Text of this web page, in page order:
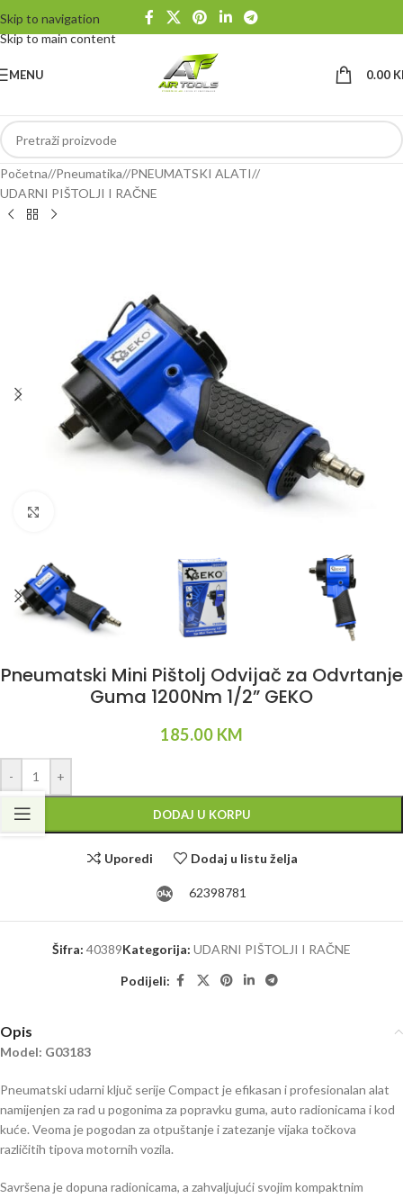
Skip to navigation
Skip to main content
MENU 0.00
Početna/ Pneumatika/ PNEUMATSKI ALATI/
UDARNI PIŠTOLJI I RAČNE
Pneumatski Mini Pištolj Odvijač za Odvrtanje
Guma 1200Nm 1/2” GEKO
185.00 KM
- +
DODAJ U KORPU
Uporedi Dodaj u listu želja
62398781
Šifra: 40389Kategorija: UDARNI PIŠTOLJI I RAČNE
Podijeli:
Opis
Model: G03183
Pneumatski udarni ključ serije Compact je efikasan i profesionalan alat
namijenjen za rad u pogonima za popravku guma, auto radionicama i kod
kuće. Veoma je pogodan za otpuštanje i zatezanje vijaka točkova
različitih tipova motornih vozila.
Savršena je dopuna radionicama, a zahvaljujući svojim kompaktnim